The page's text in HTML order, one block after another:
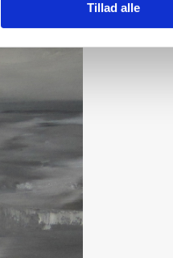
Tillad alle